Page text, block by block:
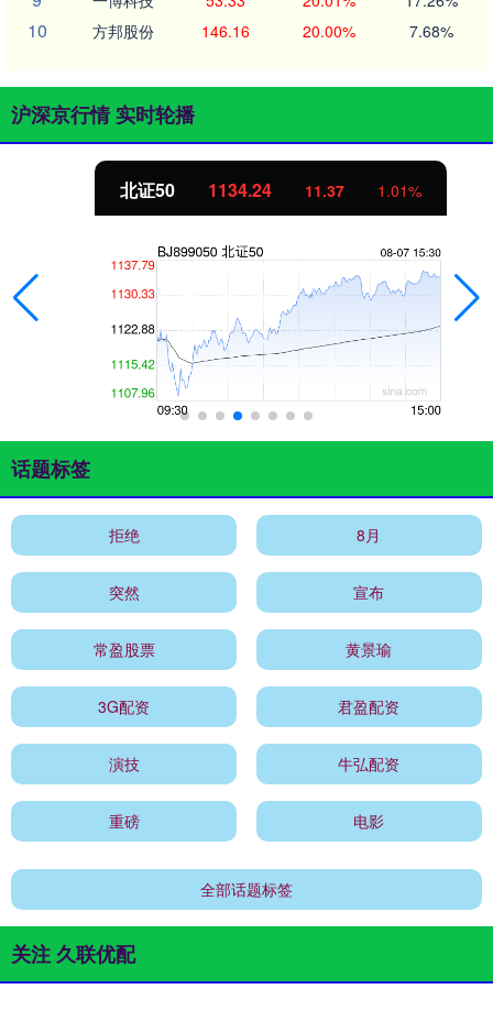
10 方邦股份 146.16 20.00% 7.68%
沪深京行情 实时轮播
北证50 1134.24 11.37 1.01%
话题标签
拒绝 8月
突然 宣布
常盈股票 黄景瑜
3G配资 君盈配资
演技 牛弘配资
重磅 电影
全部话题标签
关注 久联优配